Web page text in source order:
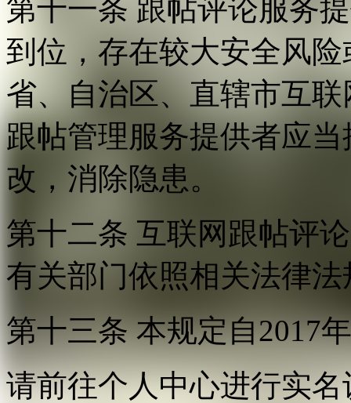
第十一条 跟帖评论服务
到位，存在较大安全风
省、自治区、直辖市互
跟帖管理服务提供者应
改，消除隐患。
第十二条 互联网跟帖评
有关部门依照相关法律
第十三条 本规定自2017
请前往个人中心进行实名